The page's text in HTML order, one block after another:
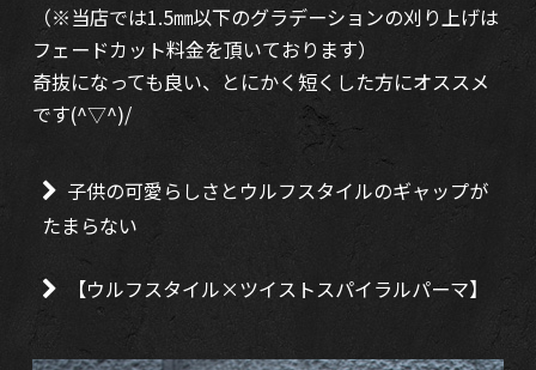
（※当店では1.5㎜以下のグラデーションの刈り上げは
フェードカット料金を頂いております）
奇抜になっても良い、とにかく短くした方にオススメ
です(^▽^)/
子供の可愛らしさとウルフスタイルのギャップが
たまらない
【ウルフスタイル×ツイストスパイラルパーマ】